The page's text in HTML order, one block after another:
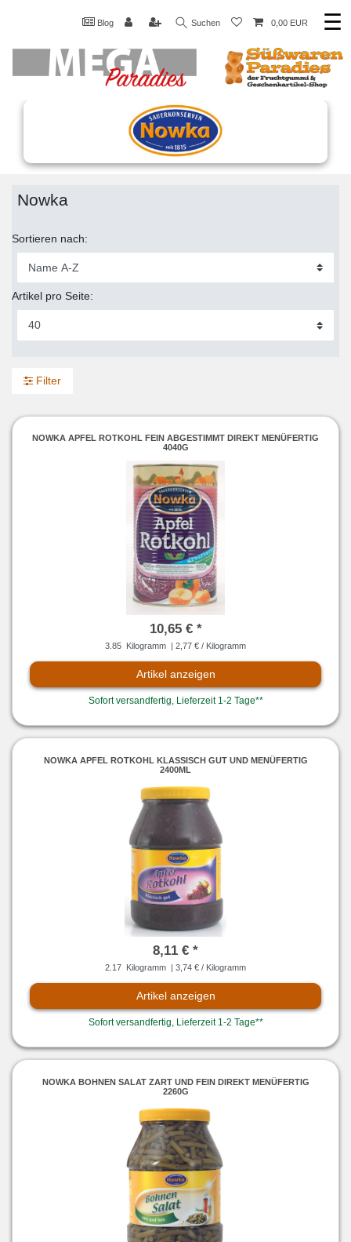
Blog Suchen 0,00 EUR ☰
Nowka
Sortieren nach:
Artikel pro Seite:
Filter
NOWKA APFEL ROTKOHL FEIN ABGESTIMMT DIREKT MENÜFERTIG
4040G
10,65 € *
3.85 Kilogramm | 2,77 € / Kilogramm
Artikel anzeigen
Sofort versandfertig, Lieferzeit 1-2 Tage**
NOWKA APFEL ROTKOHL KLASSISCH GUT UND MENÜFERTIG
2400ML
8,11 € *
2.17 Kilogramm | 3,74 € / Kilogramm
Artikel anzeigen
Sofort versandfertig, Lieferzeit 1-2 Tage**
NOWKA BOHNEN SALAT ZART UND FEIN DIREKT MENÜFERTIG
2260G